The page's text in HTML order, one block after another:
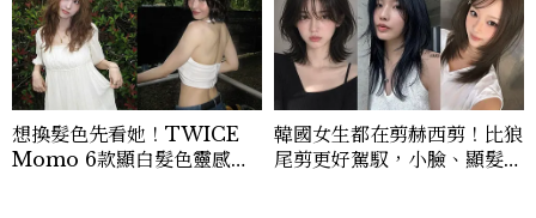
想換髮色先看她！TWICE
Momo 6款顯白髮色靈感推
韓國女生都在剪赫西剪！比狼
尾剪更好駕馭，小臉、顯髮量